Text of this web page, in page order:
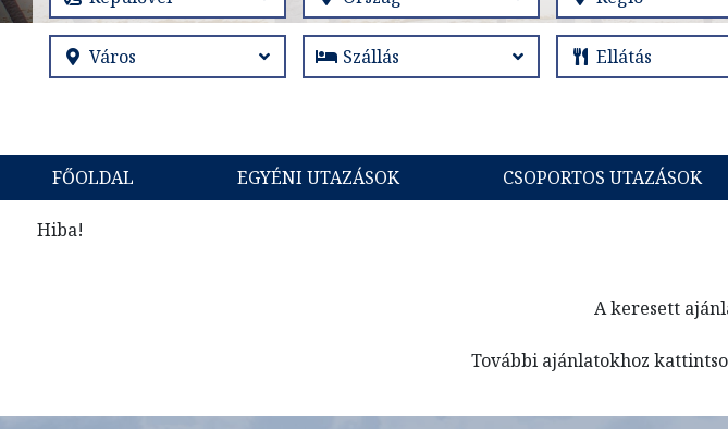
FŐOLDAL EGYÉNI UTAZÁSOK CSOPORTOS UTAZÁSOK
Hiba!
A keresett
További ajánlatokhoz